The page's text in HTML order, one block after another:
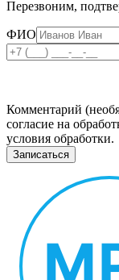
Перезвоним,
ФИО
Комментарий
согласие на
условия обработки.
Записаться